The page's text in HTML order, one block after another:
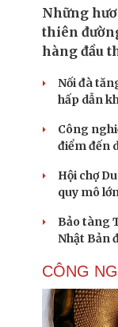
Những
thiên
hàng đầu
Nối đà
hấp dẫn
Công
điểm đến
Hội chợ
quy mô
Bảo tàng
Nhật Bản
CÔNG